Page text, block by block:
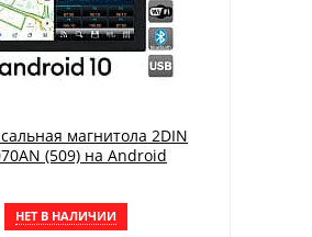
магнитола 2DIN
(509) на Android
НЕТ В НАЛИЧИИ